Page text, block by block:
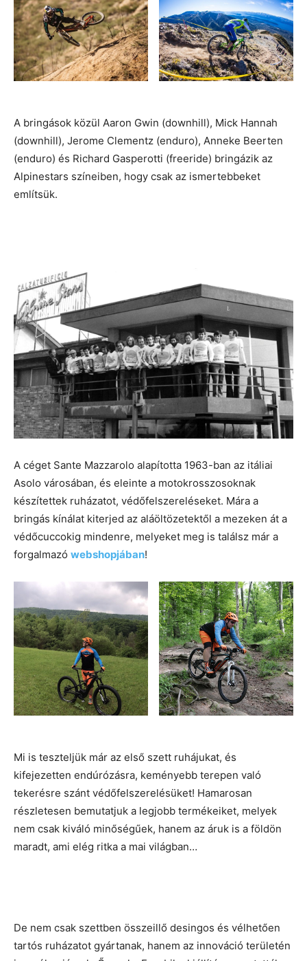
A bringások közül Aaron Gwin (downhill), Mick Hannah
(downhill), Jerome Clementz (enduro), Anneke Beerten
(enduro) és Richard Gasperotti (freeride) bringázik az
Alpinestars színeiben, hogy csak az ismertebbeket
említsük.
A céget Sante Mazzarolo alapította 1963-ban az itáliai
Asolo városában, és eleinte a motokrosszosoknak
készítettek ruházatot, védőfelszereléseket. Mára a
bringás kínálat kiterjed az aláöltözetektől a mezeken át a
védőcuccokig mindenre, melyeket meg is találsz már a
forgalmazó webshopjában!
Mi is teszteljük már az első szett ruhájukat, és
kifejezetten endúrózásra, keményebb terepen való
tekerésre szánt védőfelszerelésüket! Hamarosan
részletesen bemutatjuk a legjobb termékeiket, melyek
nem csak kiváló minőségűek, hanem az áruk is a földön
maradt, ami elég ritka a mai világban…
De nem csak szettben összeillő desingos és vélhetően
tartós ruházatot gyártanak, hanem az innováció területén